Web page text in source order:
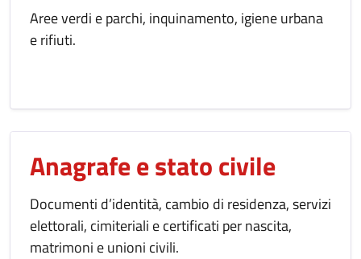
Aree verdi e parchi, inquinamento, igiene urbana
e rifiuti.
Anagrafe e stato civile
Documenti d’identità, cambio di residenza, servizi
elettorali, cimiteriali e certificati per nascita,
matrimoni e unioni civili.